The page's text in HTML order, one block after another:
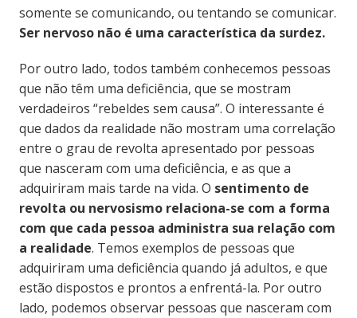
somente se comunicando, ou tentando se comunicar.
Ser nervoso não é uma característica da surdez.
Por outro lado, todos também conhecemos pessoas
que não têm uma deficiência, que se mostram
verdadeiros “rebeldes sem causa”. O interessante é
que dados da realidade não mostram uma correlação
entre o grau de revolta apresentado por pessoas
que nasceram com uma deficiência, e as que a
adquiriram mais tarde na vida. O sentimento de
revolta ou nervosismo relaciona-se com a forma
com que cada pessoa administra sua relação com
a realidade. Temos exemplos de pessoas que
adquiriram uma deficiência quando já adultos, e que
estão dispostos e prontos a enfrentá-la. Por outro
lado, podemos observar pessoas que nasceram com